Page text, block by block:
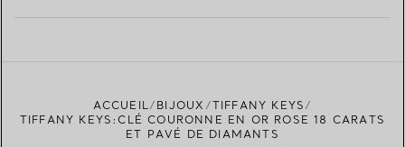
TROUVEZ LA BOUTIQUE LA PLUS PROCHE
ACCUEIL BIJOUX
TIFFANY KEYS
TIFFANY KEYS:CLÉ COURONNE EN OR ROSE 18 CARATS
ET PAVÉ DE DIAMANTS